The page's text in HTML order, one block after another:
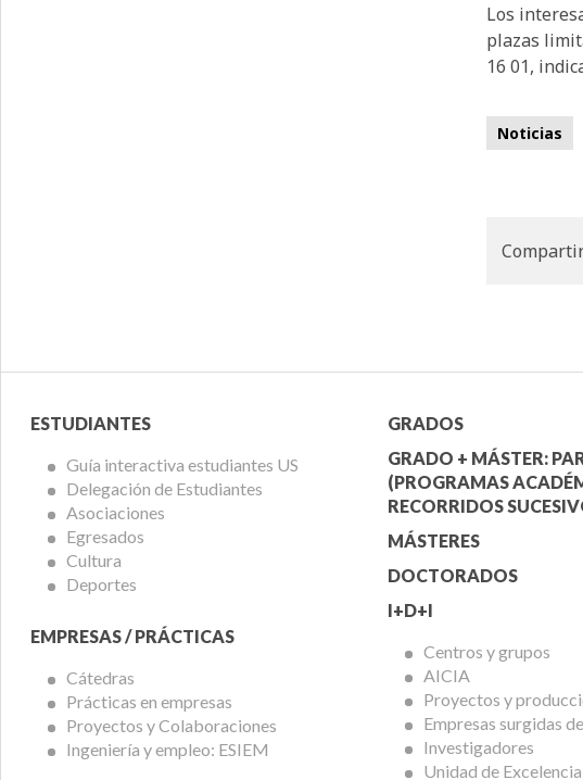
Los
plazas
16 01,
Noticias
Menú
Alumnos
ESTUDIANTES
Guía interactiva estudiantes US
Delegación de Estudiantes
Asociaciones
Egresados
Cultura
Deportes
EMPRESAS / PRÁCTICAS
Cátedras
Prácticas en empresas
Proyectos y Colaboraciones
Ingeniería y empleo: ESIEM
Menú
Oferta
Académica
GRADOS
GRADO + MÁSTER:
(PROGRAMAS
RECORRIDOS
MÁSTERES
DOCTORADOS
I+D+I
Centros y grupos
AICIA
Proyectos y
Empresas surgidas
Investigadores
Unidad de